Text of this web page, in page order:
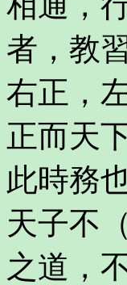
者，教
右正，
正而天
此時務也
天子不
之道，